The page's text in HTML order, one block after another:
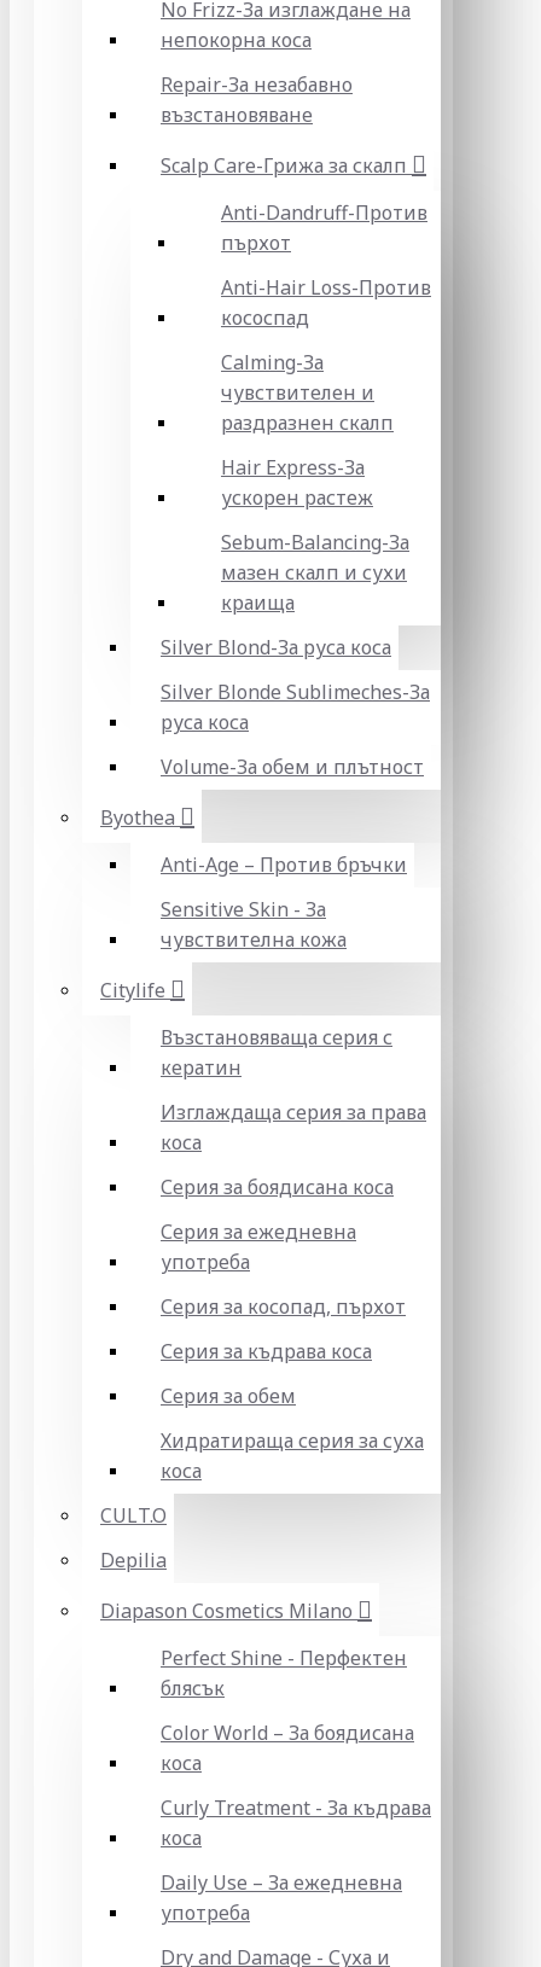
No Frizz-За изглаждане на
непокорна коса
Repair-За незабавно
възстановяване
Scalp Care-Грижа за скалп
Anti-Dandruff-Против
пърхот
Anti-Hair Loss-Против
кососпад
Calming-За
чувствителен и
раздразнен скалп
Hair Express-За
ускорен растеж
Sebum-Balancing-За
мазен скалп и сухи
краища
Silver Blond-За руса коса
Silver Blonde Sublіmeches-За
руса коса
Volume-За обем и плътност
Byothea
Anti-Age – Против бръчки
Sensitive Skin - За
чувствителна кожа
Citylife
Възстановяваща серия с
кератин
Изглаждаща серия за права
коса
Серия за боядисана коса
Серия за ежедневна
употреба
Серия за косопад, пърхот
Серия за къдрава коса
Серия за обем
Хидратираща серия за суха
коса
CULT.O
Depilia
Diapason Cosmetics Milano
Perfect Shine - Перфектен
блясък
Color World – За боядисана
коса
Curly Treatment - За къдрава
коса
Daily Use – За ежедневна
употреба
Dry and Damage - Суха и